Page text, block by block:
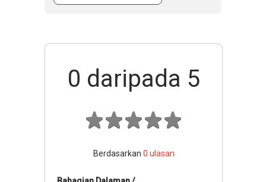
0 daripada 5
Berdasarkan 0 ulasan